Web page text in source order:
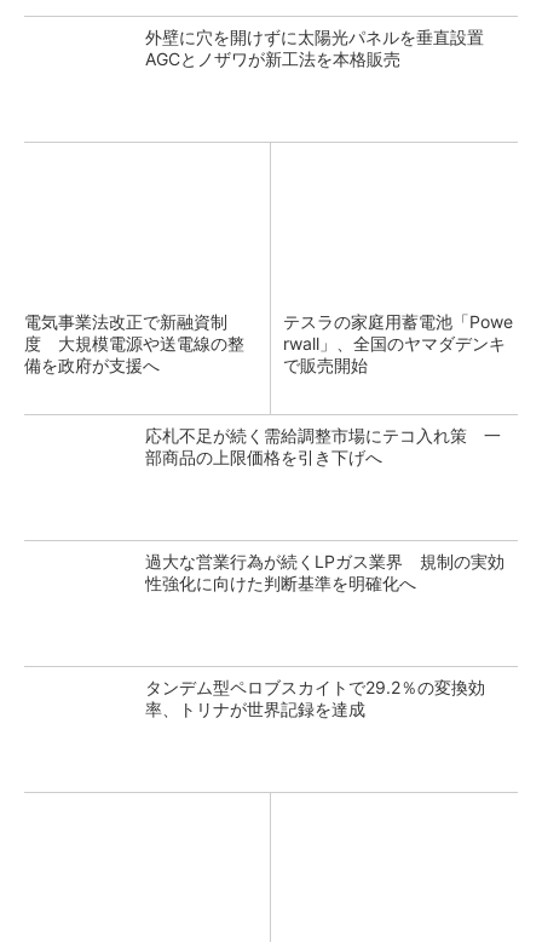
外壁に穴を開けずに太陽光パネルを垂直設置
AGCとノザワが新工法を本格販売
電気事業法改正で新融資制
度 大規模電源や送電線の整
備を政府が支援へ
テスラの家庭用蓄電池「Powe
rwall」、全国のヤマダデンキ
で販売開始
応札不足が続く需給調整市場にテコ入れ策 一
部商品の上限価格を引き下げへ
過大な営業行為が続くLPガス業界 規制の実効
性強化に向けた判断基準を明確化へ
タンデム型ペロブスカイトで29.2％の変換効
率、トリナが世界記録を達成